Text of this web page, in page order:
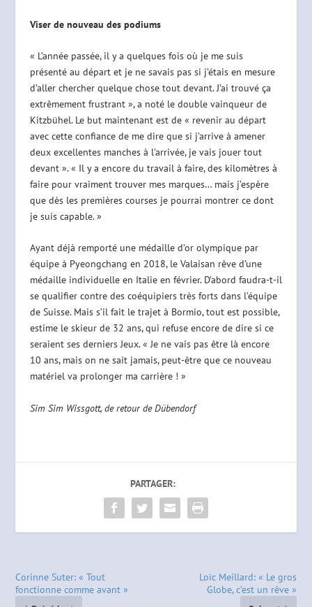
Viser de nouveau des podiums
« L’année passée, il y a quelques fois où je me suis
présenté au départ et je ne savais pas si j’étais en mesure
d’aller chercher quelque chose tout devant. J’ai trouvé ça
extrêmement frustrant », a noté le double vainqueur de
Kitzbühel. Le but maintenant est de « revenir au départ
avec cette confiance de me dire que si j’arrive à amener
deux excellentes manches à l’arrivée, je vais jouer tout
devant ». « Il y a encore du travail à faire, des kilomètres à
faire pour vraiment trouver mes marques… mais j’espère
que dès les premières courses je pourrai montrer ce dont
je suis capable. »
Ayant déjà remporté une médaille d’or olympique par
équipe à Pyeongchang en 2018, le Valaisan rêve d’une
médaille individuelle en Italie en février. D’abord faudra-t-il
se qualifier contre des coéquipiers très forts dans l’équipe
de Suisse. Mais s’il fait le trajet à Bormio, tout est possible,
estime le skieur de 32 ans, qui refuse encore de dire si ce
seraient ses derniers Jeux. « Je ne vais pas être là encore
10 ans, mais on ne sait jamais, peut-être que ce nouveau
matériel va prolonger ma carrière ! »
Sim Sim Wissgott, de retour de Dübendorf
PARTAGER:
Corinne Suter: « Tout
fonctionne comme avant »
Loïc Meillard: « Le gros
Globe, c’est un rêve »